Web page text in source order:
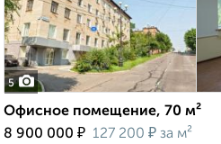
5
Офисное помещение, 70 м²
8 900 000 ₽ 127 200 ₽ за м²